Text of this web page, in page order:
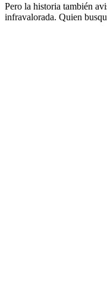
Pero la historia también
infravalorada. Quien